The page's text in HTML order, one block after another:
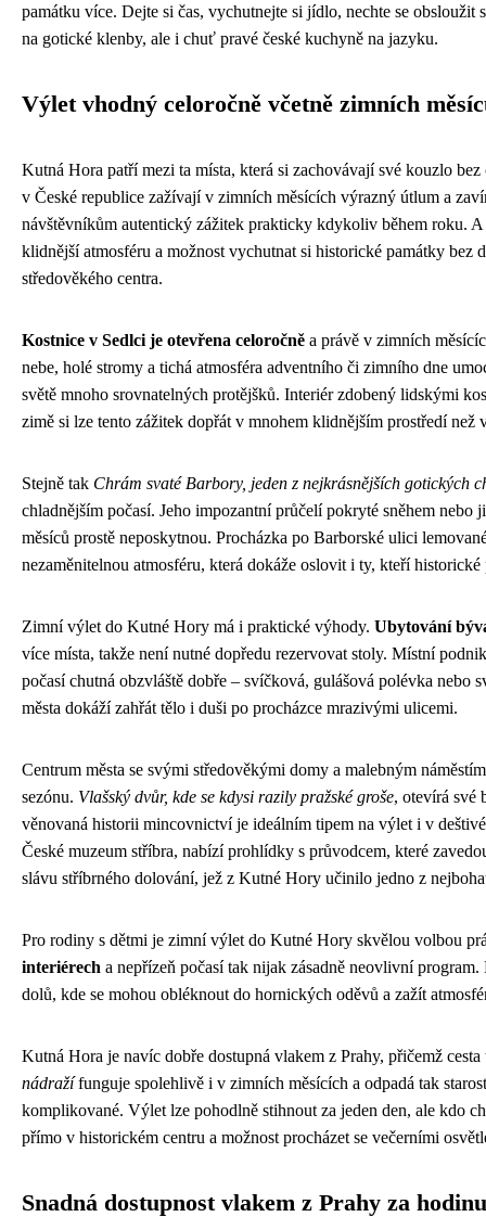
památku více. Dejte si čas, vychutnejte si jídlo, nechte se
na gotické klenby, ale i chuť pravé české kuchyně na jazyku.
Výlet vhodný celoročně včetně zimních
Kutná Hora patří mezi ta místa, která si zachovávají své kouzlo
v České republice zažívají v zimních měsících výrazný útlum a
návštěvníkům autentický zážitek prakticky kdykoliv během roku.
klidnější atmosféru a možnost vychutnat si historické památky
středověkého centra.
Kostnice v Sedlci je otevřena celoročně a právě v zimních
nebe, holé stromy a tichá atmosféra adventního či zimního dne
světě mnoho srovnatelných protějšků. Interiér zdobený lidskými
zimě si lze tento zážitek dopřát v mnohem klidnějším prostředí než
Stejně tak Chrám svaté Barbory, jeden z nejkrásnějších gotických
chladnějším počasí. Jeho impozantní průčelí pokryté sněhem
měsíců prostě neposkytnou. Procházka po Barborské ulici
nezaměnitelnou atmosféru, která dokáže oslovit i ty, kteří
Zimní výlet do Kutné Hory má i praktické výhody. Ubytování
více místa, takže není nutné dopředu rezervovat stoly. Místní
počasí chutná obzvláště dobře – svíčková, gulášová polévka nebo
města dokáží zahřát tělo i duši po procházce mrazivými ulicemi.
Centrum města se svými středověkými domy a malebným
sezónu. Vlašský dvůr, kde se kdysi razily pražské groše, otevírá své
věnovaná historii mincovnictví je ideálním tipem na výlet i v
České muzeum stříbra, nabízí prohlídky s průvodcem, které
slávu stříbrného dolování, jež z Kutné Hory učinilo jedno z
Pro rodiny s dětmi je zimní výlet do Kutné Hory skvělou volbou
interiérech a nepřízeň počasí tak nijak zásadně neovlivní
dolů, kde se mohou obléknout do hornických oděvů a zažít
Kutná Hora je navíc dobře dostupná vlakem z Prahy, přičemž
nádražífunguje spolehlivě i v zimních měsících a odpadá tak
komplikované. Výlet lze pohodlně stihnout za jeden den, ale kdo
přímo v historickém centru a možnost procházet se večerními
Snadná dostupnost vlakem z Prahy za hodinu